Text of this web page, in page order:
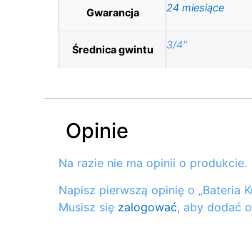
Gwarancja 24 miesiące
Średnica gwintu 3/4"
Opinie
Na razie nie ma opinii o produkcie.
Napisz pierwszą opinię o „Bateria
Musisz się zalogować, aby dodać